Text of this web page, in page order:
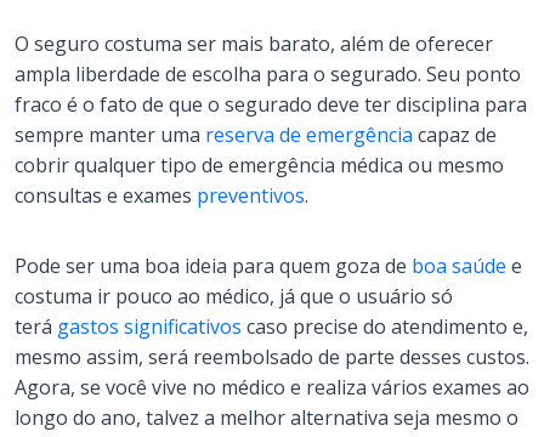
O seguro costuma ser mais barato, além de oferecer
ampla liberdade de escolha para o segurado. Seu ponto
fraco é o fato de que o segurado deve ter disciplina para
sempre manter uma reserva de emergência capaz de
cobrir qualquer tipo de emergência médica ou mesmo
consultas e exames preventivos.
Pode ser uma boa ideia para quem goza de boa saúde e
costuma ir pouco ao médico, já que o usuário só
terá gastos significativos caso precise do atendimento e,
mesmo assim, será reembolsado de parte desses custos.
Agora, se você vive no médico e realiza vários exames ao
longo do ano, talvez a melhor alternativa seja mesmo o